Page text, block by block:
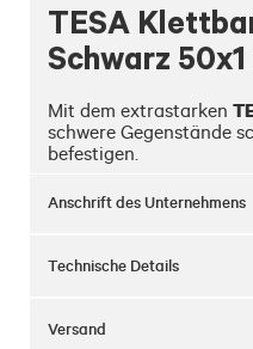
TESA
Schwarz 50x1
Mit dem extrastarken
schwere Gegenstände
befestigen.
Anschrift des Unternehmens
Technische Details
Versand